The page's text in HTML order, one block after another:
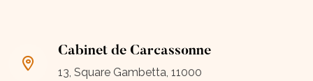
Cabinet de Carcassonne
13, Square Gambetta, 11000